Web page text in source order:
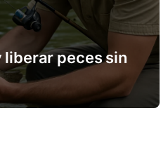
liberar peces sin